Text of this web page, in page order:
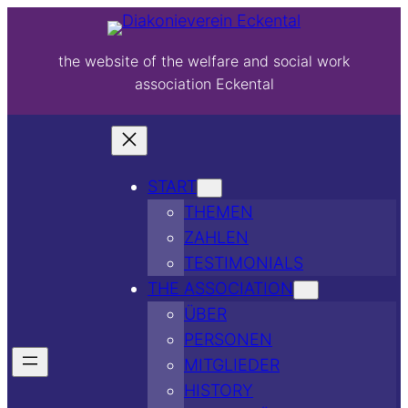
the website of the welfare and social work
association Eckental
START
THEMEN
ZAHLEN
TESTIMONIALS
THE ASSOCIATION
ÜBER
PERSONEN
MITGLIEDER
HISTORY